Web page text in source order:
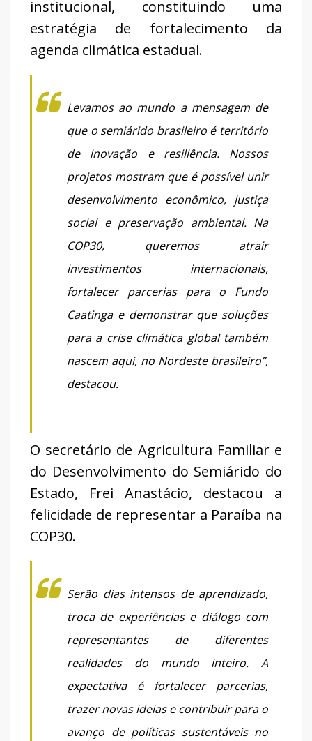
institucional, constituindo uma
estratégia de fortalecimento da
agenda climática estadual.
Levamos ao mundo a mensagem de
que o semiárido brasileiro é território
de inovação e resiliência. Nossos
projetos mostram que é possível unir
desenvolvimento econômico, justiça
social e preservação ambiental. Na
COP30, queremos atrair
investimentos internacionais,
fortalecer parcerias para o Fundo
Caatinga e demonstrar que soluções
para a crise climática global também
nascem aqui, no Nordeste brasileiro”,
destacou.
O secretário de Agricultura Familiar e
do Desenvolvimento do Semiárido do
Estado, Frei Anastácio, destacou a
felicidade de representar a Paraíba na
COP30.
Serão dias intensos de aprendizado,
troca de experiências e diálogo com
representantes de diferentes
realidades do mundo inteiro. A
expectativa é fortalecer parcerias,
trazer novas ideias e contribuir para o
avanço de políticas sustentáveis no